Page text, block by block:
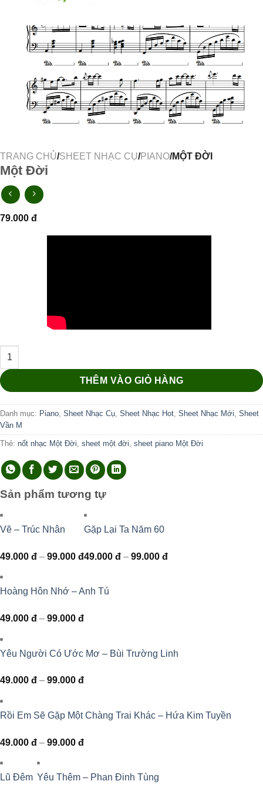
TRANG CHỦ/SHEET NHẠC CỤ/PIANO/MỘT ĐỜI
Một Đời
79.000 đ
Một Đời số lượng
THÊM VÀO GIỎ HÀNG
Danh mục: Piano, Sheet Nhạc Cụ, Sheet Nhạc Hot, Sheet Nhạc Mới, Sheet
Vần M
Thẻ: nốt nhạc Một Đời, sheet một đời, sheet piano Một Đời
Sản phẩm tương tự
Vẽ – Trúc Nhân
49.000 đ – 99.000 đKhoảng
giá:
đến
Gặp Lại Ta Năm 60
49.000 đ – 99.000 đKhoảng
Hoàng Hôn Nhớ – Anh Tú
49.000 đ – 99.000 đKhoảng
đến
Yêu Người Có Ước Mơ – Bùi Trường Linh
49.000 đ – 99.000 đKhoảng
đến
99.000 đ
Rồi Em Sẽ Gặp Một Chàng Trai Khác – Hứa Kim Tuyền
49.000 đ – 99.000 đKhoảng
đến
Lũ Đêm Yêu Thêm – Phan Đinh Tùng